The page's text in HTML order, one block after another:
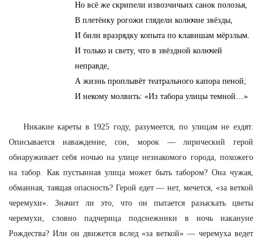
Но всё же скрипели извозчичьих санок полозья,
B плетёнку рогожи глядели колючие звёзды,
И били вразрядку копыта по клавишам мёрзлым.
И только и свету, что в звёздной колючей
неправде,
А жизнь проплывёт театрального капора пеной;
И некому молвить: «Из табора улицы темной…»
Никакие кареты в 1925 году, разумеется, по улицам не ездят.
Описывается наваждение, сон, морок — лирический герой
обнаруживает себя ночью на улице незнакомого города, похожего
на табор. Как пустынная улица может быть табором? Она чужая,
обманная, таящая опасность? Герой едет — нет, мечется, «за веткой
черемухи». Значит ли это, что он пытается разыскать цветы
черемухи, словно падчерица подснежники в ночь накануне
Рождества? Или он движется вслед «за веткой» — черемуха ведет